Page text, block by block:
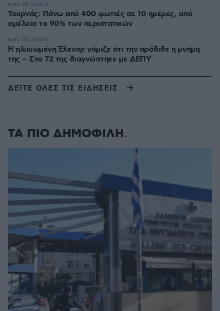
Τουρνάς: Πάνω από 400 φωτιές σε 10 ημέρες, από
αμέλεια το 90% των περιστατικών
πριν 28 λεπτά
Η ηλικιωμένη Έλενορ νόμιζε ότι την πρόδιδε η μνήμη
της – Στα 72 της διαγνώστηκε με ΔΕΠΥ
πριν 30 λεπτά
ΔΕΙΤΕ ΟΛΕΣ ΤΙΣ ΕΙΔΗΣΕΙΣ
ΤΑ ΠΙΟ ΔΗΜΟΦΙΛΗ